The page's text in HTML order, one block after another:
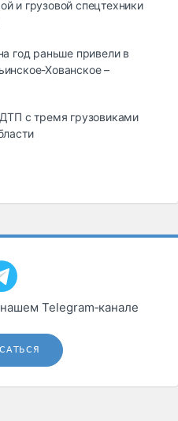
и грузовой спецтехники
год раньше привели в
Хованское –
с тремя грузовиками
Telegram‑канале